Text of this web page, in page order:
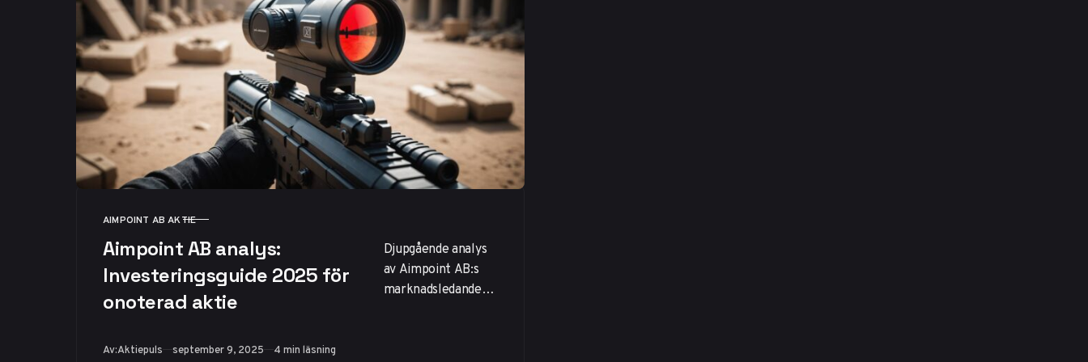
KATEGORI
AIMPOINT AB AKTIE
Aimpoint AB analys:
Investeringsguide 2025 för
onoterad aktie
Djupgående analys
av Aimpoint AB:s
marknadsledande
Av:Aktiepuls Publicerad
september 9, 2025 4 min läsning